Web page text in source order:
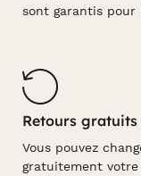
sont garantis pour
Retours gratuits
Vous pouvez
gratuitement votre